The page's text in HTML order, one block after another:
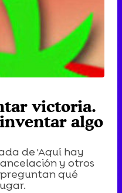
Tráiler de '33 días', la nueva serie de Atresplayer con Julián Villagrán y José Manuel Poga
victoria.
algo
de 'Aquí hay
y otros
qué